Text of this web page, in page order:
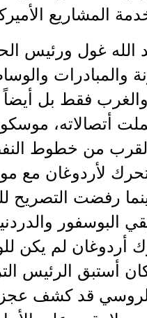
المشاريع
الله غول
والمبادرات
فقط بل أيضاً
أتصالاته، موسكو
من خطوط
لأردوغان مع
رفضت التصريح
أردوغان لم يكن
أستبق الرئيس
قد كشف عجز